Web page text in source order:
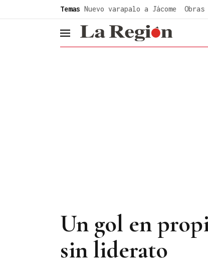
Temas Nuevo varapalo a Jácome
header.menu.open
Un gol en
sin liderato